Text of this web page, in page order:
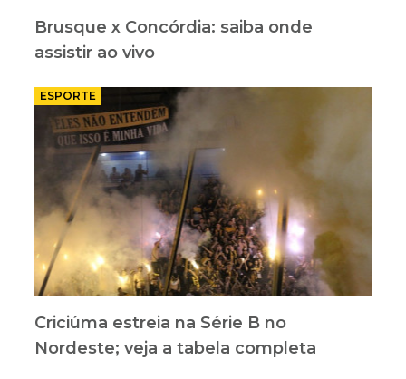
Brusque x Concórdia: saiba onde
assistir ao vivo
ESPORTE
Criciúma estreia na Série B no
Nordeste; veja a tabela completa